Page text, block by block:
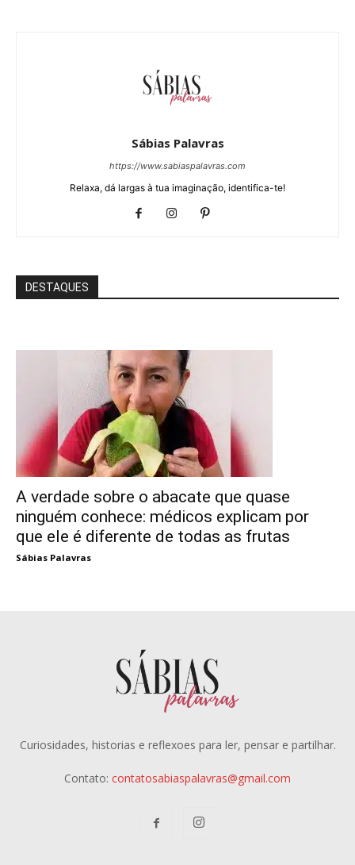
Sábias Palavras
https://www.sabiaspalavras.com
Relaxa, dá largas à tua imaginação, identifica-te!
DESTAQUES
A verdade sobre o abacate que quase
ninguém conhece: médicos explicam por
que ele é diferente de todas as frutas
Sábias Palavras
Curiosidades, historias e reflexoes para ler, pensar e partilhar.
Contato: contatosabiaspalavras@gmail.com